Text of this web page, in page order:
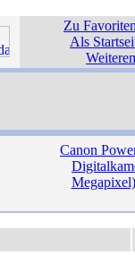
Zu
Als
Canon